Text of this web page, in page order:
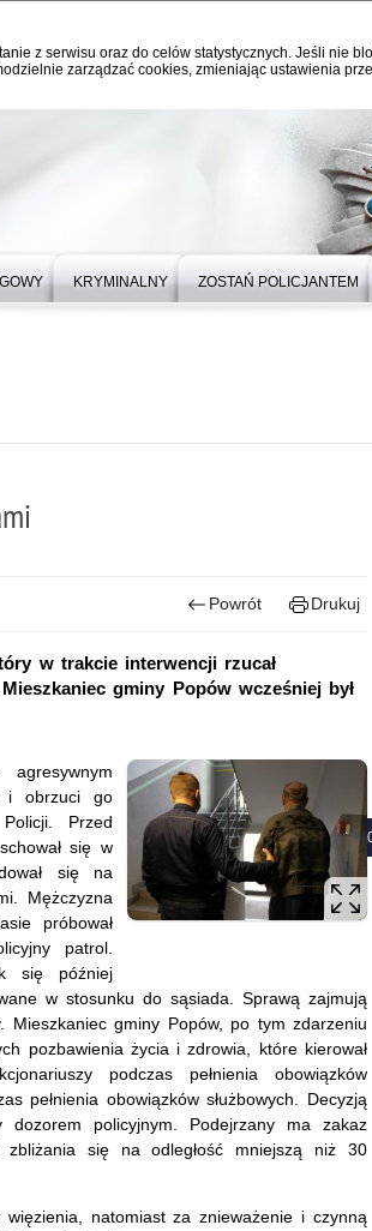
z serwisu oraz do celów statystycznych. Jeśli nie
zarządzać cookies, zmieniając ustawienia
KRYMINALNY ZOSTAŃ POLICJANTEM
Powrót Drukuj
w trakcie interwencji rzucał
gminy Popów wcześniej był
i obrzuci go
Przed
się w
się na
Mężczyzna
próbował
patrol.
się później
w stosunku do sąsiada. Sprawą zajmują
Mieszkaniec gminy Popów, po tym zdarzeniu
pozbawienia życia i zdrowia, które kierował
podczas pełnienia obowiązków
pełnienia obowiązków służbowych. Decyzją
dozorem policyjnym. Podejrzany ma zakaz
się na odległość mniejszą niż 30
natomiast za znieważenie i czynną